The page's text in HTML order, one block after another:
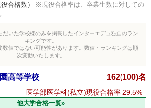
合格数）
※現役合格率は、卒業生数に対しての
いた学校様のみを掲載したインターエデュ独自のラン
キングです。
値ではない可能性があります。数値・ランキングは順
次変動いたします。
高等学校 162(100)名
医学部医学科(私立)現役合格率 29.5%
他大学合格一覧»